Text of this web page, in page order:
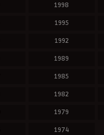
1998
1995
1992
1989
1985
1982
1979
1974